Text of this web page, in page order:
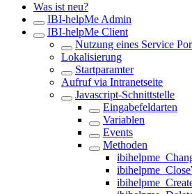
Was ist neu?
IBI-helpMe Admin
IBI-helpMe Client
Nutzung eines Service
Lokalisierung
Startparamter
Aufruf via Intranetseite
Javascript-Schnittstelle
Eingabefeldarten
Variablen
Events
Methoden